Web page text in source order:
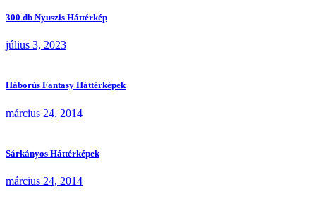
300 db Nyuszis Háttérkép
július 3, 2023
Háborús Fantasy Háttérképek
március 24, 2014
Sárkányos Háttérképek
március 24, 2014